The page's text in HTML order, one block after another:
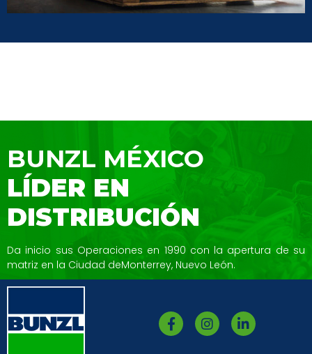
BUNZL MÉXICO
LÍDER EN
DISTRIBUCIÓN
Da inicio sus Operaciones en 1990 con la apertura de su
matriz en la Ciudad deMonterrey, Nuevo León.